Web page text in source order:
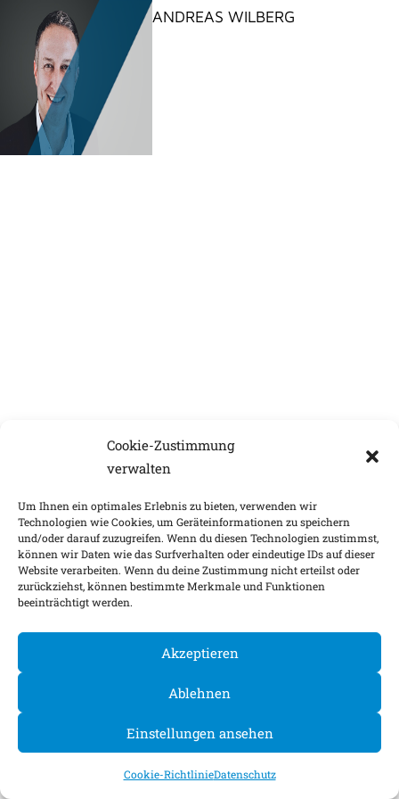
Cookie-Zustimmung
verwalten
Um Ihnen ein optimales Erlebnis zu bieten, verwenden wir
Technologien wie Cookies, um Geräteinformationen zu speichern
und/oder darauf zuzugreifen. Wenn du diesen Technologien zustimmst,
können wir Daten wie das Surfverhalten oder eindeutige IDs auf dieser
Website verarbeiten. Wenn du deine Zustimmung nicht erteilst oder
zurückziehst, können bestimmte Merkmale und Funktionen
beeinträchtigt werden.
Akzeptieren
Ablehnen
Einstellungen ansehen
Cookie-RichtlinieDatenschutz
ANDREAS WILBERG